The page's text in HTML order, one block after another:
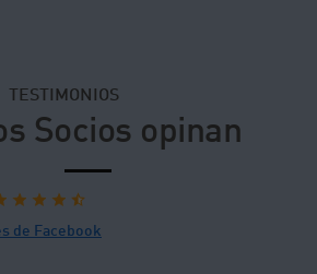
TESTIMONIOS
Socios opinan
de Facebook